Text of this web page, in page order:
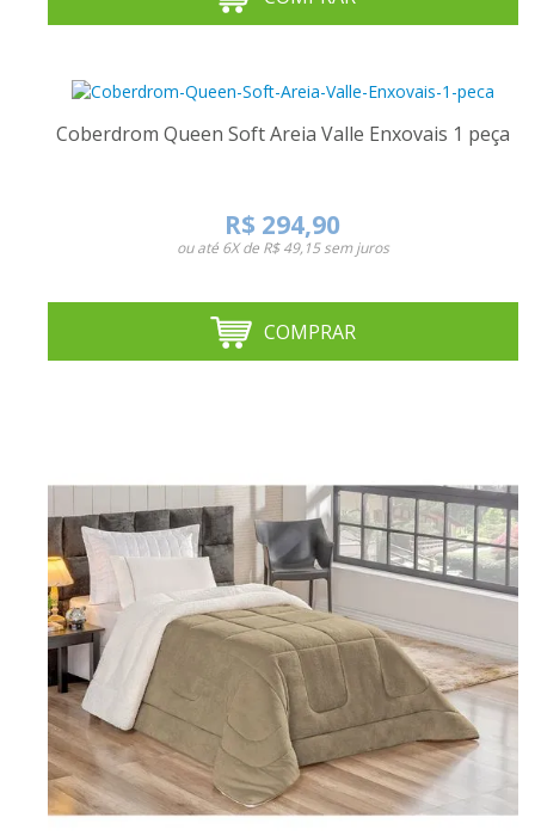
Coberdrom Queen Soft Areia Valle Enxovais 1 peça
R$ 294,90
ou até6X de R$ 49,15sem juros
COMPRAR